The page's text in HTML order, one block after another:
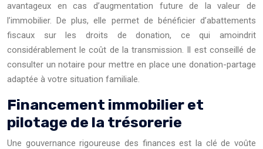
avantageux en cas d’augmentation future de la valeur de
l’immobilier. De plus, elle permet de bénéficier d’abattements
fiscaux sur les droits de donation, ce qui amoindrit
considérablement le coût de la transmission. Il est conseillé de
consulter un notaire pour mettre en place une donation-partage
adaptée à votre situation familiale.
Financement immobilier et
pilotage de la trésorerie
Une gouvernance rigoureuse des finances est la clé de voûte